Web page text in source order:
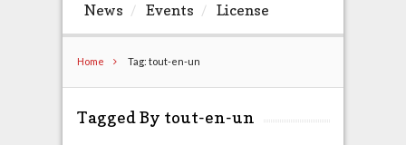
News
Events License
Home Tag: tout-en-un
Tagged By tout-en-un